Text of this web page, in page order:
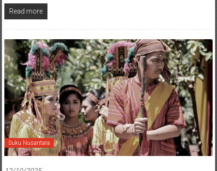
Read more
Suku Nusantara